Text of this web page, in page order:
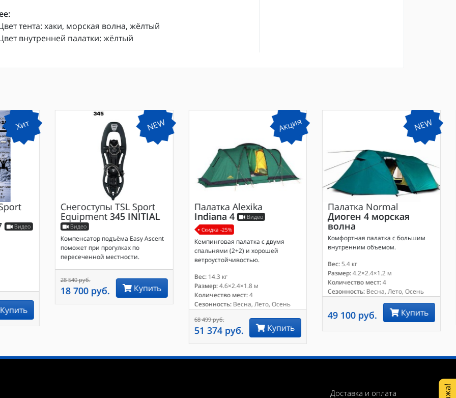
тента: хаки, морская волна, жёлтый
внутренней палатки: жёлтый
Хит
Видео
NEW
Снегоступы TSL Sport
Equipment 345 INITIAL
Видео
Компенсатор подъёма Easy Ascent
поможет при прогулках по
пересеченной местности.
28 540 руб.
18 700 руб. Купить
Акция
Палатка Alexika
Indiana 4 Видео
Скидка -25%
Кемпинговая палатка с двумя
спальнями (2+2) и хорошей
ветроустойчивостью.
Вес:14.3 кг
Размер:4.6×2.4×1.8 м
Количество мест:4
Сезонность:Весна, Лето, Осень
68 499 руб.
51 374 руб. Купить
NEW
Палатка Normal
Диоген 4 морская
волна
Комфортная палатка с большим
внутренним объемом.
Вес:5.4 кг
Размер:4.2×2.4×1.2 м
Количество мест:4
Сезонность:Весна, Лето, Осень
49 100 руб. Купить
Доставка и оплата